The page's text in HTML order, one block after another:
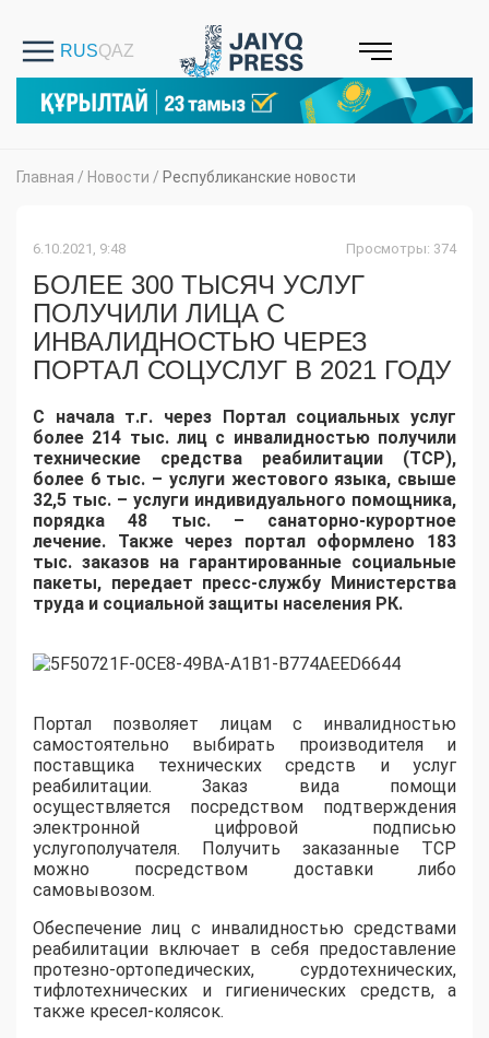
Главная / Новости / Республиканские новости
6.10.2021, 9:48 Просмотры: 374
БОЛЕЕ 300 ТЫСЯЧ УСЛУГ
ПОЛУЧИЛИ ЛИЦА С
ИНВАЛИДНОСТЬЮ ЧЕРЕЗ
ПОРТАЛ СОЦУСЛУГ В 2021 ГОДУ
С начала т.г. через Портал социальных услуг
более 214 тыс. лиц с инвалидностью получили
технические средства реабилитации (ТСР),
более 6 тыс. – услуги жестового языка, свыше
32,5 тыс. – услуги индивидуального помощника,
порядка 48 тыс. – санаторно-курортное
лечение. Также через портал оформлено 183
тыс. заказов на гарантированные социальные
пакеты, передает пресс-службу Министерства
труда и социальной защиты населения РК.
Портал позволяет лицам с инвалидностью
самостоятельно выбирать производителя и
поставщика технических средств и услуг
реабилитации. Заказ вида помощи
осуществляется посредством подтверждения
электронной цифровой подписью
услугополучателя. Получить заказанные ТСР
можно посредством доставки либо
самовывозом.
Обеспечение лиц с инвалидностью средствами
реабилитации включает в себя предоставление
протезно-ортопедических, сурдотехнических,
тифлотехнических и гигиенических средств, а
также кресел-колясок.